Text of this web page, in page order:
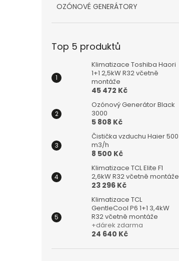
OZÓNOVÉ GENERÁTORY
Top 5 produktů
Klimatizace Toshiba Haori
1+1 2,5kW R32 včetně
montáže
45 472 Kč
Ozónový Generátor Black
3000
5 808 Kč
Čistička vzduchu Haier 500
m3/h
8 500 Kč
Klimatizace TCL Elite F1
2,6kW R32 včetně montáže
23 296 Kč
Klimatizace TCL
GentleCool P6 1+1 3,4kW
R32 včetně montáže
+dárek zdarma
24 640 Kč